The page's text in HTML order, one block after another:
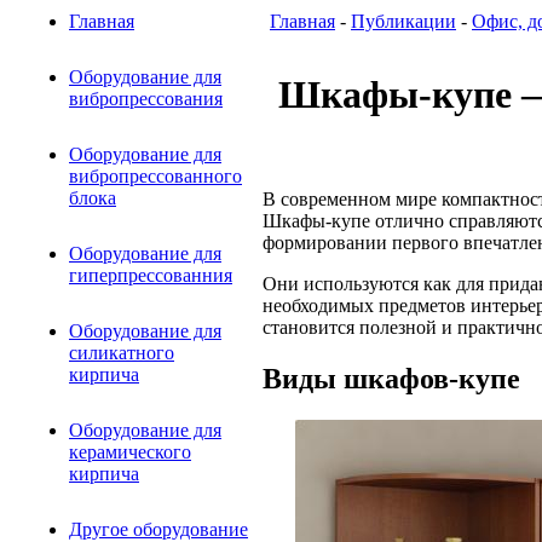
Главная
Оборудование для
вибропрессования
Оборудование для
вибропрессованного
блока
Оборудование для
гиперпрессованния
Оборудование для
силикатного
кирпича
Оборудование для
керамического
кирпича
Другое оборудование
Главная - Публикации - Офис,
Шкафы-купе —
В современном мире
Шкафы-купе отлично
формировании первого
Они используются как для
необходимых предметов
становится полезной и
Виды шкафов-купе